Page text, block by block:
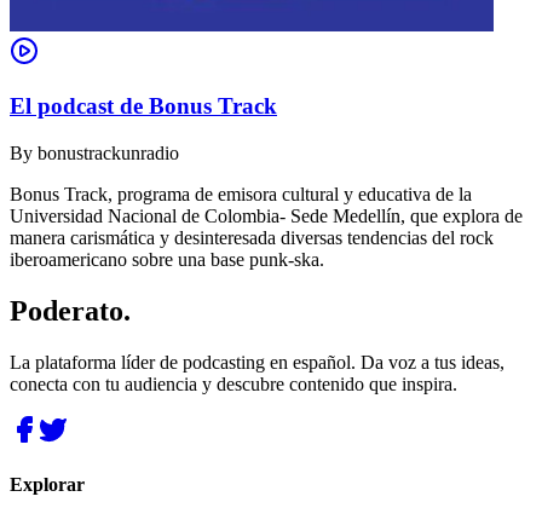
El podcast de Bonus Track
By bonustrackunradio
Bonus Track, programa de emisora cultural y educativa de la
Universidad Nacional de Colombia- Sede Medellín, que explora de
manera carismática y desinteresada diversas tendencias del rock
iberoamericano sobre una base punk-ska.
Poderato.
La plataforma líder de podcasting en español. Da voz a tus ideas,
conecta con tu audiencia y descubre contenido que inspira.
Explorar